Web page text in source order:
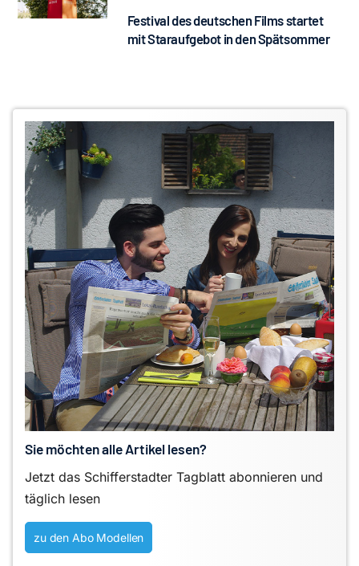
Festival des deutschen Films startet
mit Staraufgebot in den Spätsommer
Sie möchten alle Artikel lesen?
Jetzt das Schifferstadter Tagblatt abonnieren und
täglich lesen
zu den Abo Modellen